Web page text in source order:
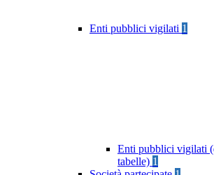
Enti pubblici vigilati 1
Enti pubblici vigilati
tabelle) 1